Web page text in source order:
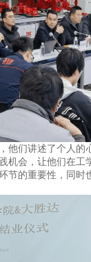
他们讲述了个人的
机会，让他们在工
节的重要性，同时